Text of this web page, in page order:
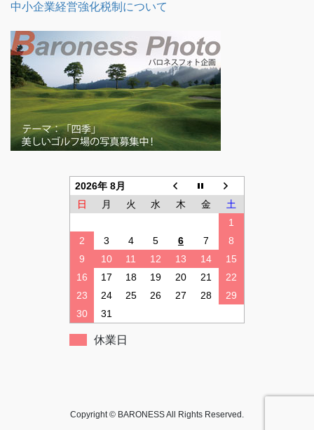
中小企業経営強化税制について
2026年 8月
日
月 火 水 木 金
土
1
2
3 4 5 6 7
8
9
10 11 12 13 14
15
16
17 18 19 20 21
22
23
24 25 26 27 28
29
30
31
休業日
Copyright © BARONESS All Rights Reserved.